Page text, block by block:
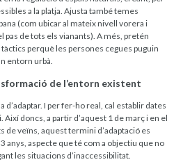
a la platja. Ajusta també temes
(com ubicar al mateix nivell vorera i
pas de tots els vianants). A més, pretén
perquè les persones cegues puguin
entorn urbà.
de l’entorn existent
d’adaptar. I per fer-ho real, cal establir dates
Així doncs, a partir d’aquest 1 de març i en el
de veïns, aquest termini d’adaptació es
anys, aspecte que té com a objectiu que no
les situacions d’inaccessibilitat.